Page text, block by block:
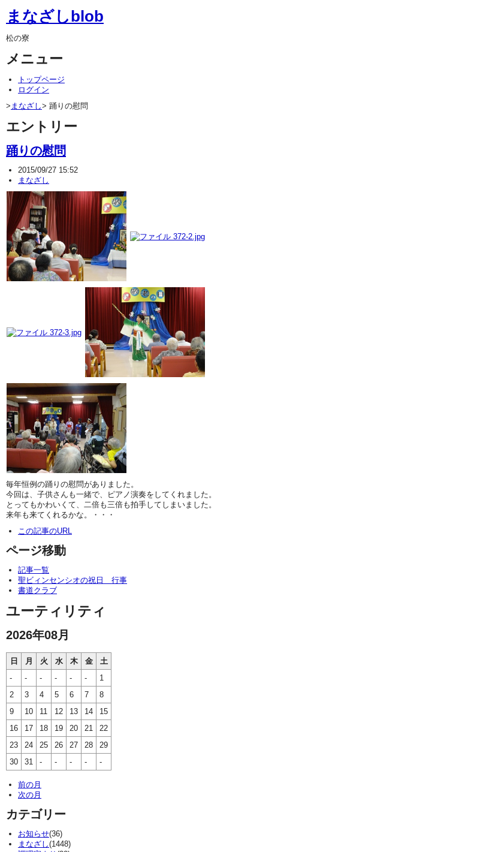
まなざしblob
松の寮
メニュー
トップページ
ログイン
> まなざし> 踊りの慰問
エントリー
踊りの慰問
2015/09/27 15:52
まなざし
毎年恒例の踊りの慰問がありました。
今回は、子供さんも一緒で、ピアノ演奏をしてくれました。
とってもかわいくて、二倍も三倍も拍手してしまいました。
来年も来てくれるかな。・・・
この記事のURL
ページ移動
記事一覧
聖ビィンセンシオの祝日 行事
書道クラブ
ユーティリティ
2026年08月
日 月 火 水 木 金
土
-
- - - - -
1
2
3 4 5 6 7
8
9
10 11 12 13 14
15
16
17 18 19 20 21
22
23
24 25 26 27 28
29
30
31 - - - - -
前の月
次の月
カテゴリー
お知らせ(36)
まなざし(1448)